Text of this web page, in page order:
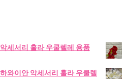
세서리 훌라 우쿨렐레 용품
와이안 악세서리 훌라 우쿨렐